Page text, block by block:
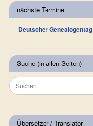
nächste Termine
Deutscher Genealogentag
Suche (in allen Seiten)
Übersetzer / Translator